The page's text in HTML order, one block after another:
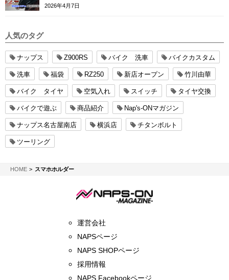
ー
2026年4月7日
人気のタグ
ナップス Z900RS バイク 洗車 バイクカスタム
洗車 福袋 RZ250 新店オープン 竹川由華
バイク タイヤ 空気入れ スイッチ タイヤ交換
バイクで遊ぶ 商品紹介 Nap's-ONマガジン
ナップス名古屋南店 横浜店 チタンボルト
ツーリング
HOMENAPS-ON マガジン
スマホホルダー
運営会社
NAPSページ
NAPS SHOPページ
採用情報
NAPS Facebookページ